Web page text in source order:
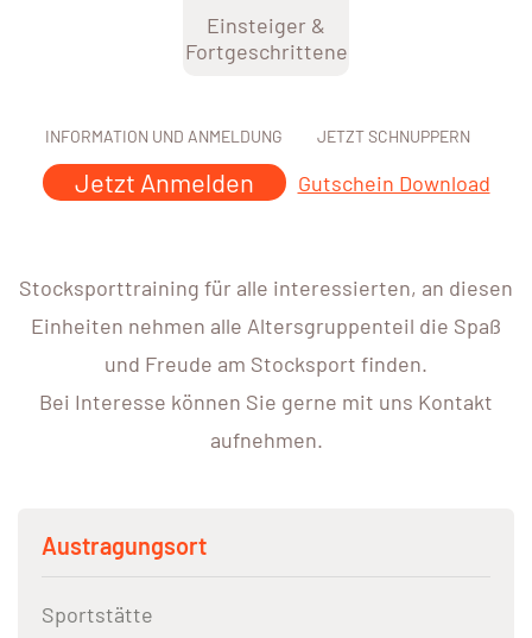
Einsteiger &
Fortgeschrittene
INFORMATION UND ANMELDUNG
Jetzt Anmelden
JETZT SCHNUPPERN
Gutschein Download
Stocksporttraining für alle interessierten, an diesen
Einheiten nehmen alle Altersgruppenteil die Spaß
und Freude am Stocksport finden.
Bei Interesse können Sie gerne mit uns Kontakt
aufnehmen.
Austragungsort
Sportstätte